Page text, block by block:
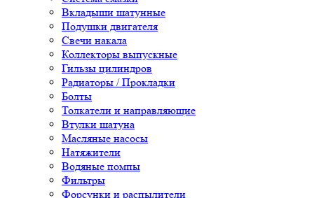
Вкладыши шатунные
Подушки двигателя
Свечи накала
Коллекторы выпускные
Гильзы цилиндров
Радиаторы / Прокладки
Болты
Толкатели и направляющие
Втулки шатуна
Масляные насосы
Натяжители
Водяные помпы
Фильтры
Форсунки и распылители